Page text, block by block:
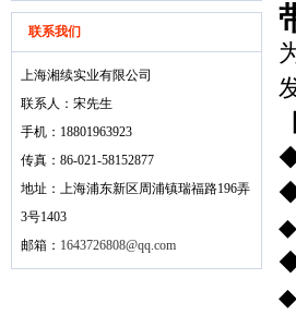
联系我们
上海湘续实业有限公司
联系人：宋先生
手机：18801963923
传真：86-021-58152877
地址：上海浦东新区周浦镇瑞福路196弄
3号1403
邮箱： 1643726808@qq.com